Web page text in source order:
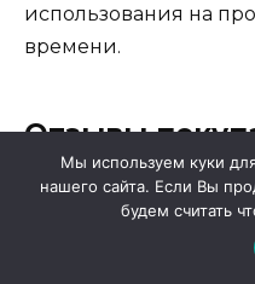
использования на
времени.
Отзывы
продукте
При анализе отзывов
на несколько
Мы используем куки
нашего сайта. Если Вы
будем считать